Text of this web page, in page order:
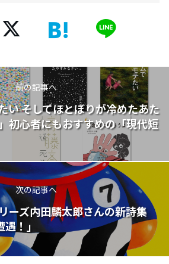
前の記事へ
い そしてほとぼりが冷めたあた
初心者にもおすすめの「現代短
次の記事へ
ーズ内田麟太郎さんの新詩集
！」